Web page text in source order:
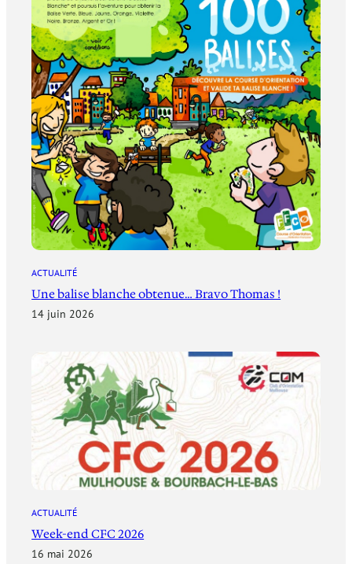
ACTUALITÉ
Une balise blanche obtenue… Bravo Thomas !
14 juin 2026
ACTUALITÉ
Week-end CFC 2026
16 mai 2026